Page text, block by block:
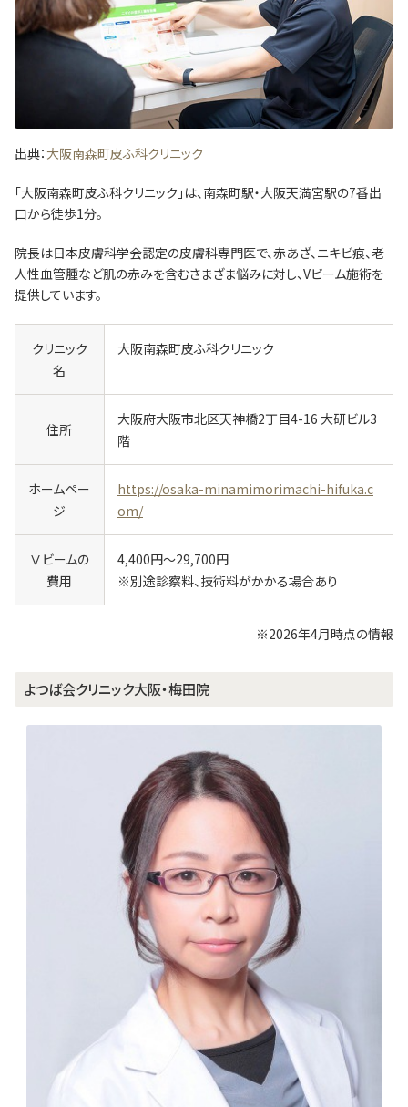
出典： 大阪南森町皮ふ科クリニック
「大阪南森町皮ふ科クリニック」は、南森町駅・大阪天満宮駅の7番出
口から徒歩1分。
院長は日本皮膚科学会認定の皮膚科専門医で、赤あざ、ニキビ痕、老
人性血管腫など肌の赤みを含むさまざま悩みに対し、Vビーム施術を
提供しています。
クリニック
名
大阪南森町皮ふ科クリニック
住所
大阪府大阪市北区天神橋2丁目4-16 大研ビル3
階
ホームペー
ジ
https://osaka-minamimorimachi-hifuka.c
om/
Ⅴビームの
費用
4,400円～29,700円
※別途診察料、技術料がかかる場合あり
※2026年4月時点の情報
よつば会クリニック大阪・梅田院